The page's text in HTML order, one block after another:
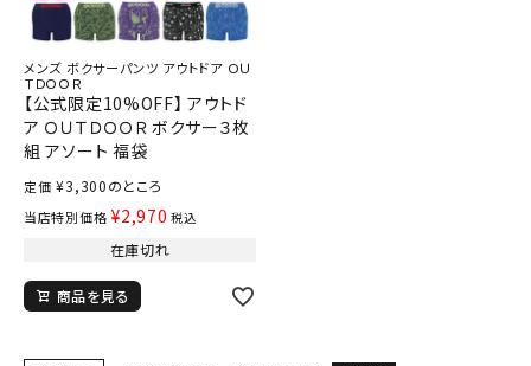
メンズ ボクサーパンツ アウトドア ＯＵ
ＴＤＯＯＲ
【公式限定10%OFF】 アウトド
ア ＯＵＴＤＯＯＲ ボクサー３枚
組 アソート 福袋
定価 ¥3,300のところ
当店特別価格 ¥2,970 税込
在庫切れ
商品を見る